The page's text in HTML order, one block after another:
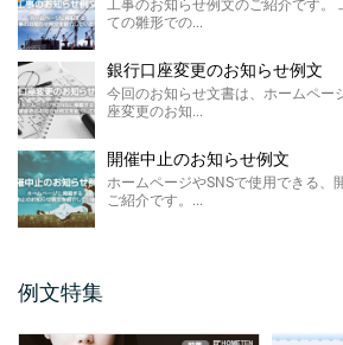
FAX廃止の
るペーパ ...
メールアド
保護者説明会のご
ての雛形での...
銀行口座変更のお知らせ例文
今回のお知らせ文書は、ホームペー
座変更のお知...
開催中止のお知らせ例文
ホームページやSNSで使用できる、
ご紹介です。...
例文特集